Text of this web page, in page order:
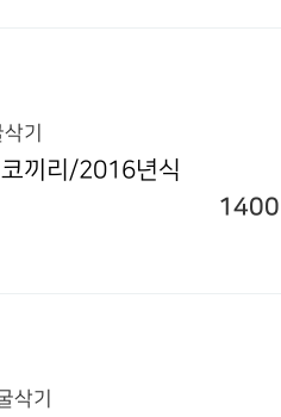
기
끼리/2016년식
1400
삭기